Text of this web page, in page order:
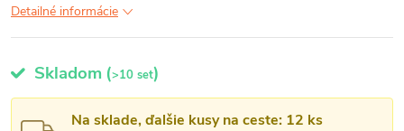
Detailné informácie
Skladom (>10 set)
Na sklade, ďalšie kusy na ceste: 12 ks